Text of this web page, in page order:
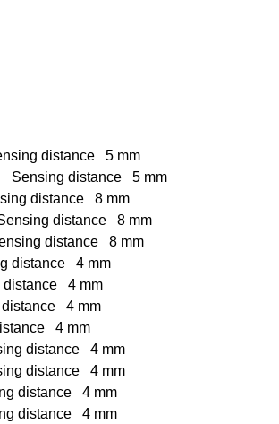
distance 5 mm
distance 5 mm
distance 8 mm
distance 8 mm
distance 8 mm
4 mm
4 mm
4 mm
4 mm
distance 4 mm
distance 4 mm
distance 4 mm
distance 4 mm